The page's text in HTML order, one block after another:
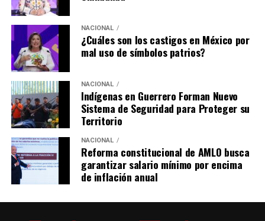
NACIONAL
¿Cuáles son los castigos en México por
mal uso de símbolos patrios?
NACIONAL
Indígenas en Guerrero Forman Nuevo
Sistema de Seguridad para Proteger su
Territorio
NACIONAL
Reforma constitucional de AMLO busca
garantizar salario mínimo por encima
de inflación anual